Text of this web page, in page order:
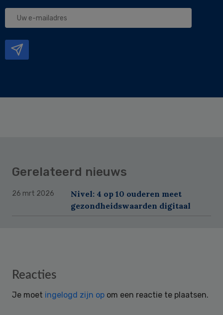
Uw
Gerelateerd nieuws
26 mrt 2026
Nivel: 4 op 10 ouderen meet
gezondheidswaarden digitaal
Reader
Reacties
Je moet ingelogd zijn op om een reactie te plaatsen.